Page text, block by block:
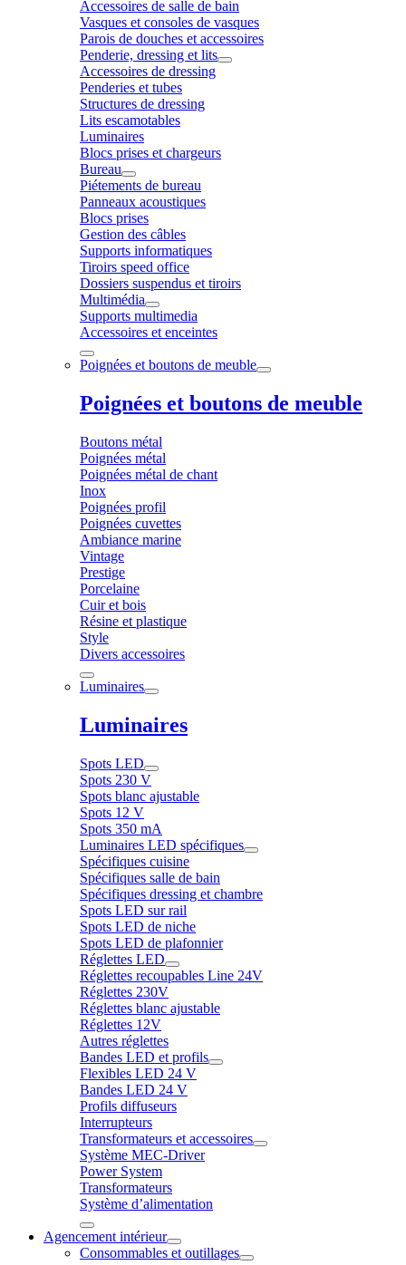
Accessoires de salle de bain
Vasques et consoles de vasques
Parois de douches et accessoires
Penderie, dressing et lits
Accessoires de dressing
Penderies et tubes
Structures de dressing
Lits escamotables
Luminaires
Blocs prises et chargeurs
Bureau
Piétements de bureau
Panneaux acoustiques
Blocs prises
Gestion des câbles
Supports informatiques
Tiroirs speed office
Dossiers suspendus et tiroirs
Multimédia
Supports multimedia
Accessoires et enceintes
Poignées et boutons de meuble
Poignées et boutons de meuble
Boutons métal
Poignées métal
Poignées métal de chant
Inox
Poignées profil
Poignées cuvettes
Ambiance marine
Vintage
Prestige
Porcelaine
Cuir et bois
Résine et plastique
Style
Divers accessoires
Luminaires
Luminaires
Spots LED
Spots 230 V
Spots blanc ajustable
Spots 12 V
Spots 350 mA
Luminaires LED spécifiques
Spécifiques cuisine
Spécifiques salle de bain
Spécifiques dressing et chambre
Spots LED sur rail
Spots LED de niche
Spots LED de plafonnier
Réglettes LED
Réglettes recoupables Line 24V
Réglettes 230V
Réglettes blanc ajustable
Réglettes 12V
Autres réglettes
Bandes LED et profils
Flexibles LED 24 V
Bandes LED 24 V
Profils diffuseurs
Interrupteurs
Transformateurs et accessoires
Système MEC-Driver
Power System
Transformateurs
Système d’alimentation
Agencement intérieur
Consommables et outillages